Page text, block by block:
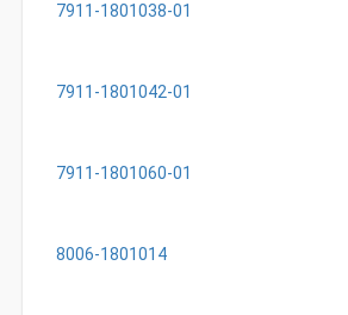
7911-1801038-01
7911-1801042-01
7911-1801060-01
8006-1801014